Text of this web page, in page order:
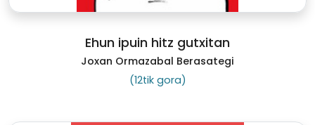
Ehun ipuin hitz gutxitan
Joxan Ormazabal Berasategi
(12tik gora)